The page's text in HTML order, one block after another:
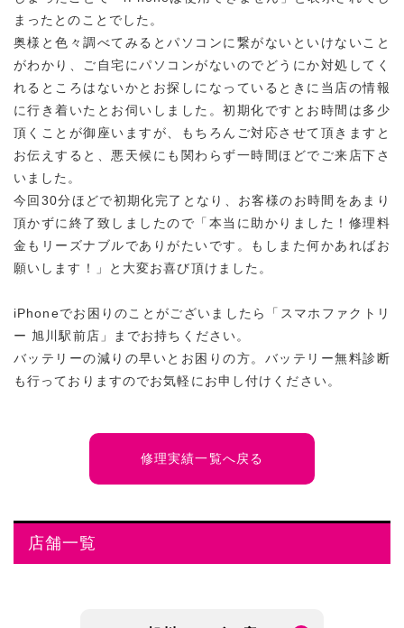
まったとのことでした。
奥様と色々調べてみるとパソコンに繋がないといけないこと
がわかり、ご自宅にパソコンがないのでどうにか対処してく
れるところはないかとお探しになっているときに当店の情報
に行き着いたとお伺いしました。初期化ですとお時間は多少
頂くことが御座いますが、もちろんご対応させて頂きますと
お伝えすると、悪天候にも関わらず一時間ほどでご来店下さ
いました。
今回30分ほどで初期化完了となり、お客様のお時間をあまり
頂かずに終了致しましたので「本当に助かりました！修理料
金もリーズナブルでありがたいです。もしまた何かあればお
願いします！」と大変お喜び頂けました。
iPhoneでお困りのことがございましたら「スマホファクトリ
ー 旭川駅前店」までお持ちください。
バッテリーの減りの早いとお困りの方。バッテリー無料診断
も行っておりますのでお気軽にお申し付けください。
修理実績一覧へ戻る
店舗一覧